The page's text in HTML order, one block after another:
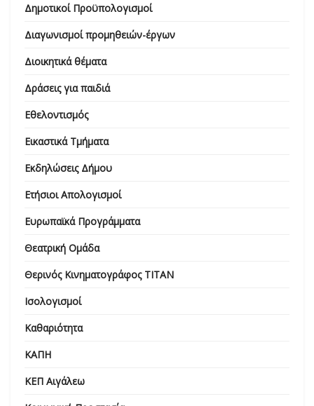
Δημοτικοί Προϋπολογισμοί
Διαγωνισμοί προμηθειών-έργων
Διοικητικά θέματα
Δράσεις για παιδιά
Εθελοντισμός
Εικαστικά Τμήματα
Εκδηλώσεις Δήμου
Ετήσιοι Απολογισμοί
Ευρωπαϊκά Προγράμματα
Θεατρική Ομάδα
Θερινός Κινηματογράφος ΤΙΤΑΝ
Ισολογισμοί
Καθαριότητα
ΚΑΠΗ
ΚΕΠ Αιγάλεω